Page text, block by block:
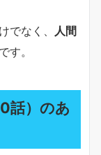
でなく、 人間
す。
話）のあ